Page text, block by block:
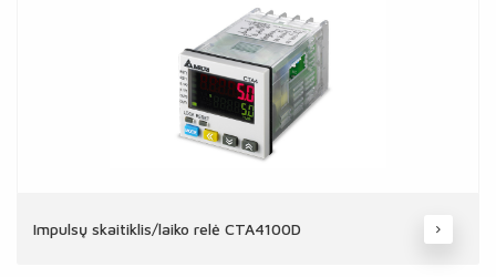
Impulsų skaitiklis/laiko relė CTA4100D